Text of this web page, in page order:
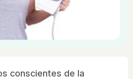
conscientes de la